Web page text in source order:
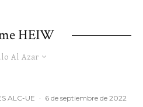
HEIW
Al Azar
ALC-UE · 6 de septiembre de 2022